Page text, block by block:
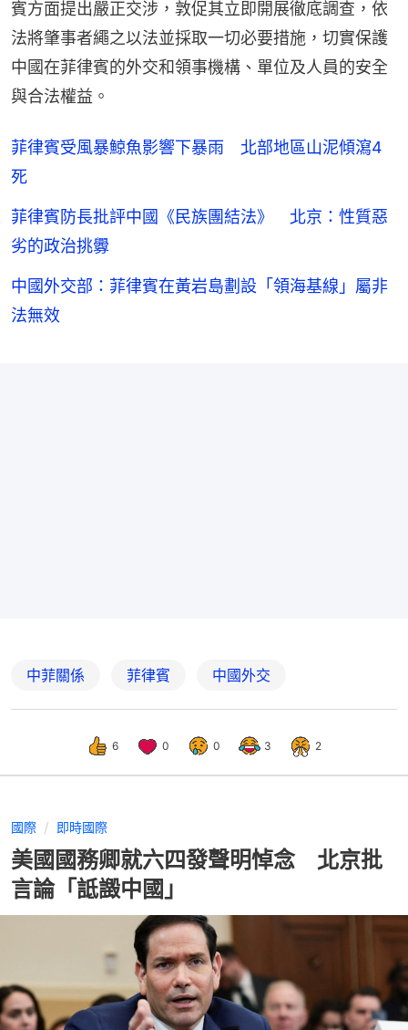
賓方面提出嚴正交涉，敦促其立即開展徹底調查，依
法將肇事者繩之以法並採取一切必要措施，切實保護
中國在菲律賓的外交和領事機構、單位及人員的安全
與合法權益。
菲律賓受風暴鯨魚影響下暴雨 北部地區山泥傾瀉4
死
菲律賓防長批評中國《民族團結法》 北京：性質惡
劣的政治挑釁
中國外交部：菲律賓在黃岩島劃設「領海基線」屬非
法無效
中菲關係 菲律賓 中國外交
6 0 0 3 2
國際 即時國際
美國國務卿就六四發聲明悼念 北京批
言論「詆譭中國」